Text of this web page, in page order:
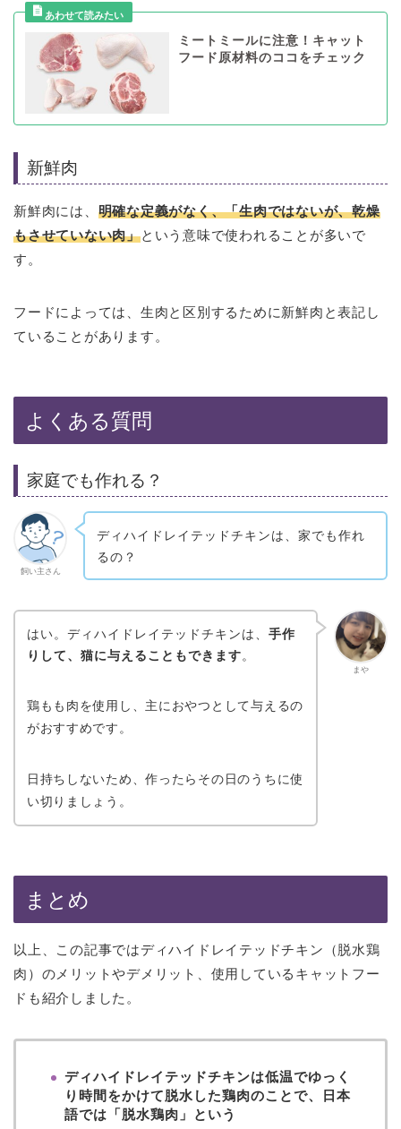
ミートミールに注意！キャット
フード原材料のココをチェック
新鮮肉
新鮮肉には、 明確な定義がなく、「生肉ではないが、乾燥
もさせていない肉」という意味で使われることが多いで
す。
フードによっては、生肉と区別するために新鮮肉と表記し
ていることがあります。
よくある質問
家庭でも作れる？
飼い主さん
ディハイドレイテッドチキンは、家でも作れ
るの？
まや
はい。ディハイドレイテッドチキンは、 手作
りして、猫に与えることもできます。
鶏もも肉を使用し、主におやつとして与えるの
がおすすめです。
日持ちしないため、作ったらその日のうちに使
い切りましょう。
まとめ
以上、この記事ではディハイドレイテッドチキン（脱水鶏
肉）のメリットやデメリット、使用しているキャットフー
ドも紹介しました。
ディハイドレイテッドチキンは低温でゆっく
り時間をかけて脱水した鶏肉のことで、日本
語では「脱水鶏肉」という